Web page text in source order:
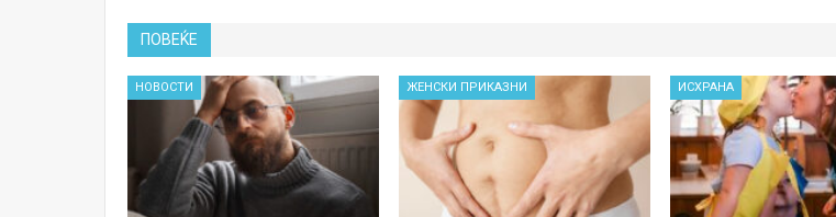
ПОВЕЌЕ
НОВОСТИ ЖЕНСКИ ПРИКАЗНИ ИСХРАНА